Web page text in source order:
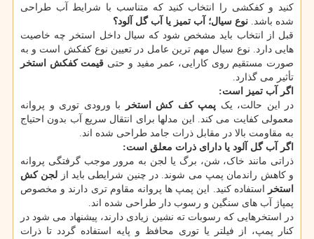
کنید و کفکشی را انتخاب کنید که متناسب با شرایط آب طراحی
شده باشد. نوع سیال؛ آب تمیز یا آب گل آلود؟
قبل از انتخاب باید مشخص شود که سیال داخل استخر چه خاصیت
هایی دارد. نوع سیال مهم ترین عامل در تعیین نوع کفکش است و به
صورت مستقیم روی کارایی، عمر مفید و حتی قیمت کفکش استخر
تأثیر می گذارد.
اگر آب تمیز است:
در این حالت، یک پمپ کف کش استخر
با ورودی توری و پروانه
معمولی کفایت می کند. این مدلها برای انتقال سریع آب بدون احتیاج
به مقاومت بالا در مقابل ذرات جامد طراحی شده اند.
اگر آب گل آلود یا دارای ذرات معلق است:
ذراتی مانند خاک، شن، برگ یا لجن به مرور موجب گرفتگی پروانه
و کاهش راندمان پمپ می شوند. در چنین شرایطی باید از لجن کش
استخر
استفاده کنید. این پمپ ها پروانه مقاوم تری دارند و مخصوص
پمپاژ آب های سنگین و رسوب دار طراحی شده اند.
در استخرهایی که رسوبات ته نشین زیادی دارند، پیشنهاد می شود در
کنار پمپ، از فیلتر یا توری محافظ و پایه استفاده گردد تا ذرات